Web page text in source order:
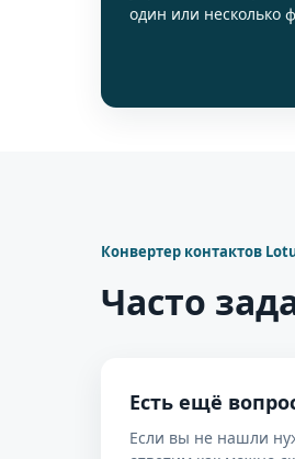
один или несколько
Конвертер контактов
Часто
Есть ещё
Если вы не нашли